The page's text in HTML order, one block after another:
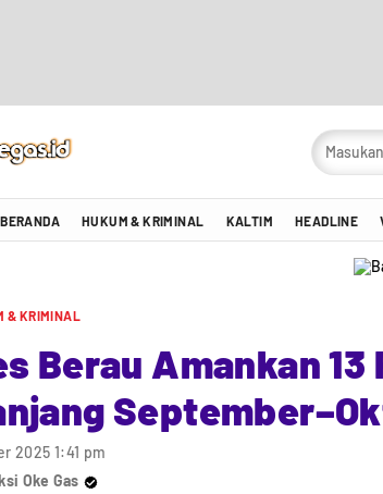
| Energi Positif Informasi Terkini!
BERANDA HUKUM & KRIMINAL KALTIM HEADLINE
& KRIMINAL
Berau Amankan 13
2025 1:41 pm
Oke Gas